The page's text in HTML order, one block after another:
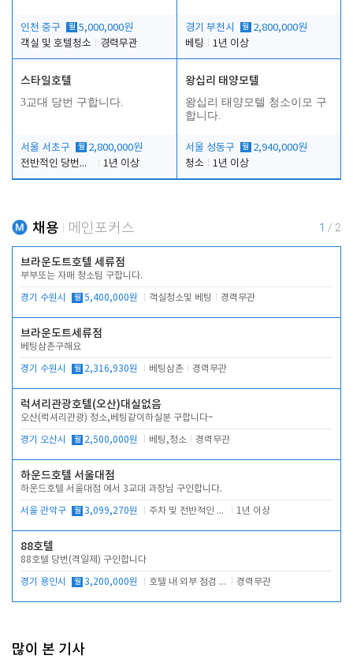
인천 중구 월 5,000,000원
객실 및 호텔청소
경력무관
경기 부천시 월 2,800,000원
베팅
1년 이상
스타일호텔
3교대 당번 구합니다.
서울 서초구 월 2,800,000원
전반적인 당번업무
1년 이상
왕십리 태양모텔
왕십리 태양모텔 청소이모 구
합니다.
서울 성동구 월 2,940,000원
청소
1년 이상
채용 메인포커스 1 / 2
브라운도트호텔 세류점
부부또는 자매 청소팀 구합니다.
경기 수원시 월 5,400,000원 객실청소및 베팅 경력무관
브라운도트세류점
베팅삼촌구해요
경기 수원시 월 2,316,930원 베팅삼촌 경력무관
럭셔리관광호텔(오산)대실없음
오산(럭셔리관광) 청소,베팅같이하실분 구합니다~
경기 오산시 월 2,500,000원 베팅,청소 경력무관
하운드호텔 서울대점
하운드호텔 서울대점 에서 3교대 과장님 구인합니다.
서울 관악구 월 3,099,270원 주차 및 전반적인 당번업무 1년 이상
88호텔
88호텔 당번(격일제) 구인합니다
경기 용인시 월 3,200,000원 호텔 내 외부 점검 및 프런트 운영 경력무관
많이 본 기사